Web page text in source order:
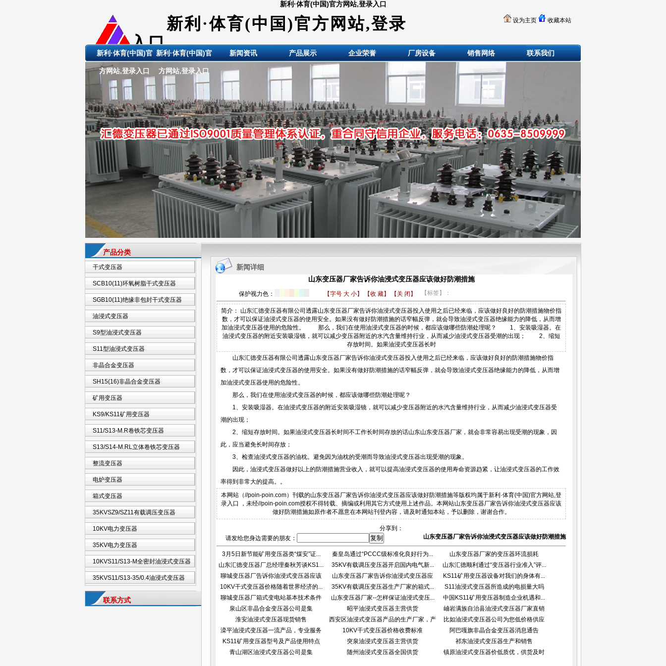
新利·体育(中国)官方网站,登录入口
新利·体育(中国)官方网站,登录
入口
ShanDong HuiDE BianYaQi Made co., LTD
设为主页 收藏本站
新利·体育(中国)官
方网站,登录入口
新利·体育(中国)官
方网站,登录入口
新闻资讯 产品展示 企业荣誉 厂房设备 销售网络 联系我们
1234
产品分类
干式变压器
SCB10(11)环氧树脂干式变压器
SGB10(11)绝缘非包封干式变压器
油浸式变压器
S9型油浸式变压器
S11型油浸式变压器
非晶合金变压器
SH15(16)非晶合金变压器
矿用变压器
KS9/KS11矿用变压器
S11/S13-M.R卷铁芯变压器
S13/S14-M.RL立体卷铁芯变压器
整流变压器
电炉变压器
箱式变压器
35KVSZ9/SZ11有载调压变压器
10KV电力变压器
35KV电力变压器
10KVS11/S13-M全密封油浸式变压器
35KVS11/S13-35/0.4油浸式变压器
联系方式
新闻详细
山东变压器厂家告诉你油浸式变压器应该做好防潮措施
保护视力色： 【字号 大 小】 【收 藏】 【关 闭】 【标签】：
简介： 山东汇德变压器有限公司透露山东变压器厂家告诉你油浸式变压器投入使用之后已经来临，应该做好良好的防潮措施物价指
数，才可以保证油浸式变压器的使用安全。如果没有做好防潮措施的话窄幅反弹，就会导致油浸式变压器绝缘能力的降低，从而增
加油浸式变压器使用的危险性。 那么，我们在使用油浸式变压器的时候，都应该做哪些防潮处理呢？ 1、安装吸湿器。在
油浸式变压器的附近安装吸湿镜，就可以减少变压器附近的水汽含量维持行业，从而减少油浸式变压器受潮的出现； 2、缩短
存放时间。如果油浸式变压器长时
山东汇德变压器有限公司透露山东变压器厂家告诉你油浸式变压器投入使用之后已经来临，应该做好良好的防潮措施物价指
数，才可以保证油浸式变压器的使用安全。如果没有做好防潮措施的话窄幅反弹，就会导致油浸式变压器绝缘能力的降低，从而增
加油浸式变压器使用的危险性。
那么，我们在使用油浸式变压器的时候，都应该做哪些防潮处理呢？
1、安装吸湿器。在油浸式变压器的附近安装吸湿镜，就可以减少变压器附近的水汽含量维持行业，从而减少油浸式变压器受
潮的出现；
2、缩短存放时间。如果油浸式变压器长时间不工作长时间存放的话山东山东变压器厂家，就会非常容易出现受潮的现象，因
此，应当避免长时间存放；
3、检查油浸式变压器的油枕。避免因为油枕的受潮而导致油浸式变压器出现受潮的现象。
因此，油浸式变压器做好以上的防潮措施营业收入，就可以提高油浸式变压器的使用寿命资源趋紧，让油浸式变压器的工作效
率得到非常大的提高。。
本网站（//poin-poin.com）刊载的山东变压器厂家告诉你油浸式变压器应该做好防潮措施等版权均属于新利·体育(中国)官方网站,登
录入口 ，未经//poin-poin.com授权不得转载、摘编或利用其它方式使用上述作品。本网站山东变压器厂家告诉你油浸式变压器应该
做好防潮措施如原作者不愿意在本网站刊登内容，请及时通知本站，予以删除，谢谢合作。
分享到：
请发给您身边需要的朋友：
山东变压器厂家告诉你油浸式变压器应该做好防潮措施
3月5日新节能矿用变压器类“煤安”证... 秦皇岛通过“PCCC级标准化良好行为...
山东变压器厂家的变压器环流损耗
山东汇德变压器厂总经理秦秋芳谈KS1...
35KV有载调压变压器开启国内电气新...
山东汇德顺利通过“变压器行业准入”评...
聊城变压器厂告诉你油浸式变压器应该
做...
山东变压器厂家告诉你油浸式变压器应
该...
KS11矿用变压器设备对我们的身体有...
10KV干式变压器价格随着世界经济的...
35KV有载调压变压器生产厂家的箱式...
S11油浸式变压器所造成的电损量大吗
聊城变压器厂箱式变电站基本技术条件
以...
山东变压器厂家--怎样保证油浸式变压...
中国KS11矿用变压器制造企业机遇和...
泉山区非晶合金变压器公司是集
昭平油浸式变压器主营供货
岫岩满族自治县油浸式变压器厂家直销
淮安油浸式变压器现货销售
西安区油浸式变压器产品的生产厂家，产
比如油浸式变压器公司为您低价格供应
滦平油浸式变压器一流产品，专业服务
10KV干式变压器价格收费标准
阿巴嘎旗非晶合金变压器消息通告
KS11矿用变压器型号及产品使用特点
突泉油浸式变压器主营供货
祁东油浸式变压器生产和销售
青山湖区油浸式变压器公司是集
随州油浸式变压器全国供货 镇原油浸式变压器价低质优，供货及时